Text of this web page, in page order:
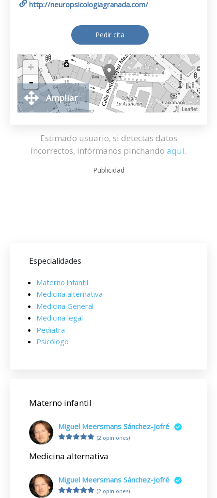
http://neuropsicologiagranada.com/
Pedir cita
+
-
Leaflet
Ampliar
Estimado usuario, si detectas datos
incorrectos, infórmanos pinchando aquí.
Publicidad
Especialidades
Materno infantil
Medicina alternativa
Medicina General
Medicina legal
Pediatra
Psicólogo
Materno infantil
Miguel Meersmans Sánchez-Jofré
(2 opiniones)
Medicina alternativa
Miguel Meersmans Sánchez-Jofré
(2 opiniones)